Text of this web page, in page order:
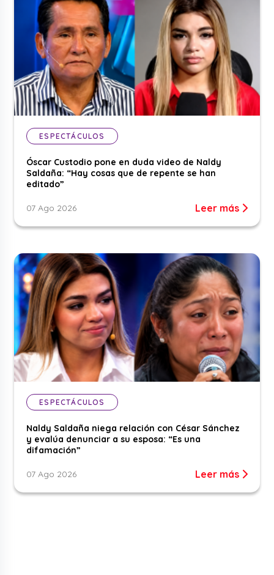
ESPECTÁCULOS
Óscar Custodio pone en duda video de Naldy
Saldaña: “Hay cosas que de repente se han
editado”
07 Ago 2026 Leer más
ESPECTÁCULOS
Naldy Saldaña niega relación con César Sánchez
y evalúa denunciar a su esposa: “Es una
difamación”
07 Ago 2026 Leer más